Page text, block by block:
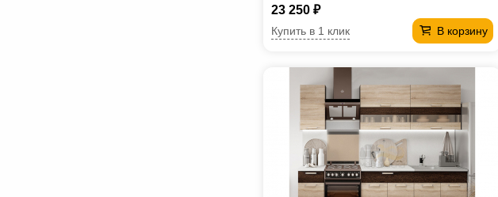
23 250 ₽
В корзину
Купить в 1 клик